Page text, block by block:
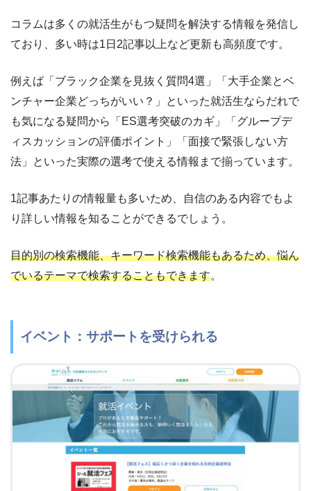
コラムは多くの就活生がもつ疑問を解決する情報を発信し
ており、多い時は1日2記事以上など更新も高頻度です。
例えば「ブラック企業を見抜く質問4選」「大手企業とベ
ンチャー企業どっちがいい？」といった就活生ならだれで
も気になる疑問から「ES選考突破のカギ」「グループデ
ィスカッションの評価ポイント」「面接で緊張しない方
法」といった実際の選考で使える情報まで揃っています。
1記事あたりの情報量も多いため、自信のある内容でもよ
り詳しい情報を知ることができるでしょう。
目的別の検索機能、キーワード検索機能もあるため、悩ん
でいるテーマで検索することもできます。
イベント：サポートを受けられる